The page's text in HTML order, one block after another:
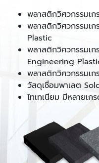
พลาสติกวิศวกรรมเ
พลาสติกวิศวกรรมเ
Plastic
พลาสติกวิศวกรรมเ
Engineering
พลาสติกวิศวกรรมเ
วัสดุเชื่อมพาเลต
ไทเทเนียม มีหลายเก